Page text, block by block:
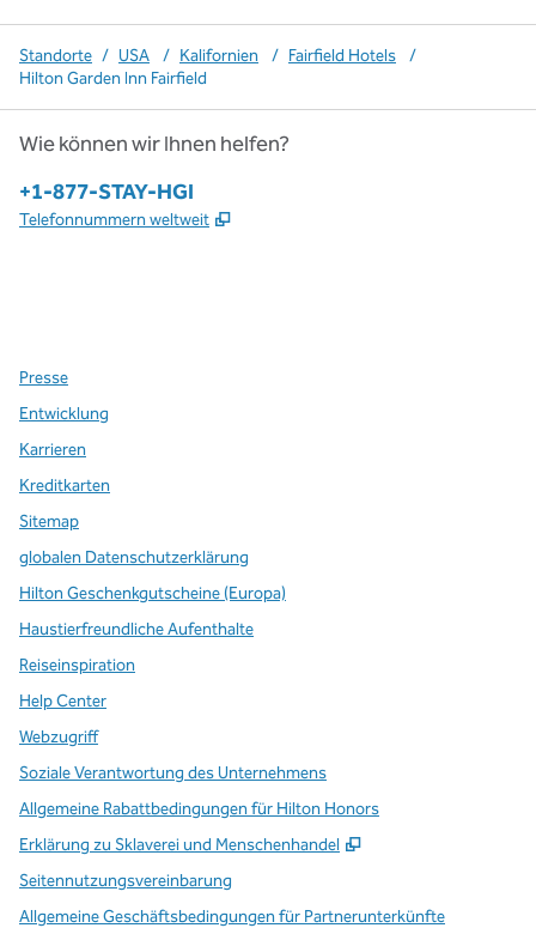
Standorte / USA / Kalifornien / Fairfield Hotels
/
Hilton Garden Inn Fairfield
Wie können wir Ihnen helfen?
Telefon:
+1-877-STAY-HGI
Telefonnummern weltweit ,
Presse
Entwicklung
Karrieren
Kreditkarten
Sitemap
globalen Datenschutzerklärung
Hilton Geschenkgutscheine (Europa)
Haustierfreundliche Aufenthalte
Reiseinspiration
Help Center
Webzugriff
Soziale Verantwortung des Unternehmens
Allgemeine Rabattbedingungen für Hilton Honors
Erklärung zu Sklaverei und Menschenhandel
,
Seitennutzungsvereinbarung
Allgemeine Geschäftsbedingungen für Partnerunterkünfte